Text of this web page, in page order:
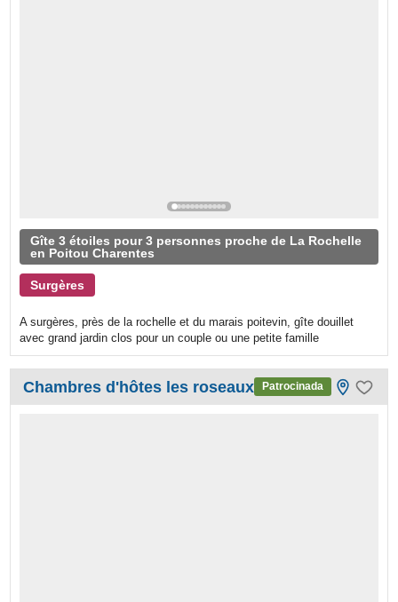
Gîte 3 étoiles pour 3 personnes proche de La Rochelle
en Poitou Charentes
Surgères
A surgères, près de la rochelle et du marais poitevin, gîte douillet
avec grand jardin clos pour un couple ou une petite famille
Chambres d'hôtes les roseaux Patrocinada